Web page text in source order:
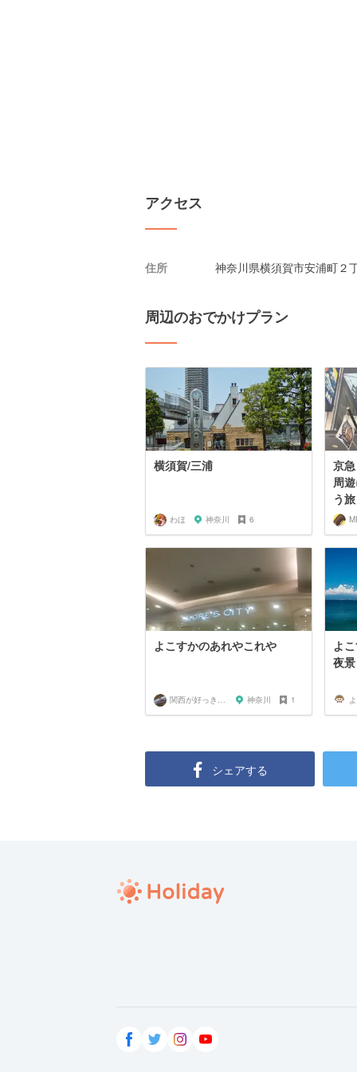
アクセス
住所 神奈川県横須賀市安浦町２
周辺のおでかけプラン
横須賀/三浦
わほ 神奈川 6
京
周
う旅
よこすかのあれやこれや
関西が好っきゃねん 神奈川 1
よ
夜
シェアする